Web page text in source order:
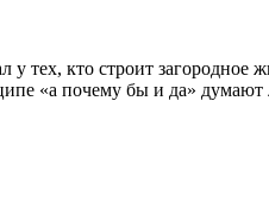
у тех, кто строит
«а почему бы и да»